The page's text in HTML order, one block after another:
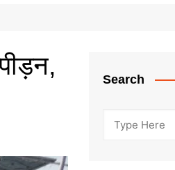
Search